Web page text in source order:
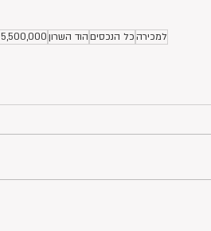
למכירהכל הנכסיםהוד השרון5,500,000 ומעלה